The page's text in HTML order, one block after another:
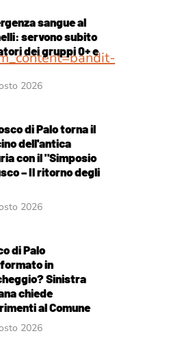
sangue al
servono subito
dei gruppi 0+ e
2026
di Palo torna il
dell'antica
con il "Simposio
– Il ritorno degli
2026
di Palo
in
Sinistra
chiede
al Comune
2026